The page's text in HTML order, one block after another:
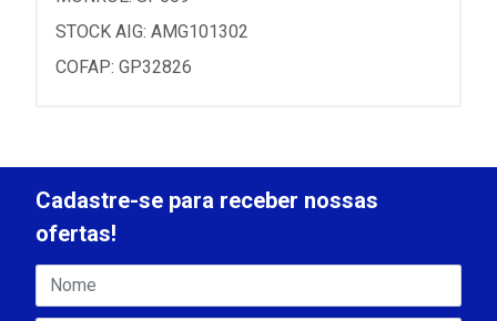
STOCK AIG: AMG101302
COFAP: GP32826
Cadastre-se para receber nossas
ofertas!